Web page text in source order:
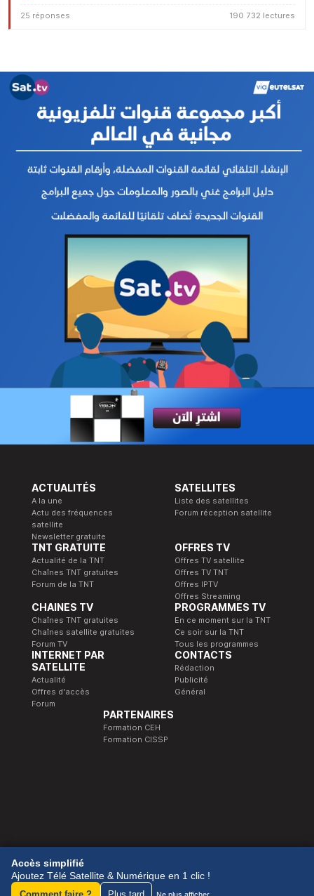
25 réponses 190 732 lectures
ACTUALITÉS
A la une
Actu des fréquences
satellite
Newsletter gratuite
SATELLITES
Liste des satellites
Forum réception satellite
TNT GRATUITE
Actualité de la TNT
Chaînes TNT gratuites
Forum de la TNT
OFFRES TV
Offres TV satellite
Offres TV TNT
Offres IPTV
Offres Streaming
CHAINES TV
Chaînes TNT gratuites
Chaînes satellite gratuites
Forum TV
PROGRAMMES TV
En ce moment sur la TNT
Ce soir sur la TNT
Tous les programmes
INTERNET PAR
SATELLITE
Actualité
Offres d'accès
Forum
CONTACTS
Rédaction
Publicité
Général
PARTENAIRES
Formation CEH
Formation CISSP
© 1989-2026 Télé Satellite et Numérique.
Accès simplifié
Ajoutez Télé Satellite & Numérique en 1 clic !
Ne plus afficher